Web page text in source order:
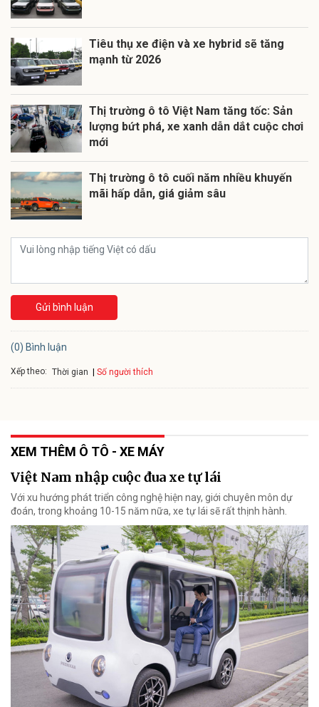
Tiêu thụ xe điện và xe hybrid sẽ tăng
mạnh từ 2026
Thị trường ô tô Việt Nam tăng tốc: Sản
lượng bứt phá, xe xanh dẫn dắt cuộc chơi
mới
Thị trường ô tô cuối năm nhiều khuyến
mãi hấp dẫn, giá giảm sâu
Gửi bình luận
(0) Bình luận
Xếp theo: Thời gian Số người thích
XEM THÊM Ô TÔ - XE MÁY
Việt Nam nhập cuộc đua xe tự lái
Với xu hướng phát triển công nghệ hiện nay, giới chuyên môn dự
đoán, trong khoảng 10-15 năm nữa, xe tự lái sẽ rất thịnh hành.